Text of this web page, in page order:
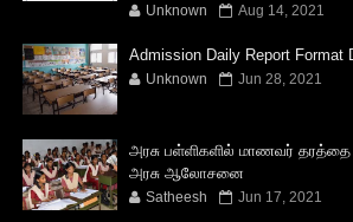
Unknown Aug 14, 2021
Admission Daily Report Format
Unknown Jun 28, 2021
அரசு பள்ளிகளில் மாணவர் தரத்தை
அரசு ஆலோசனை
Satheesh Jun 17, 2021